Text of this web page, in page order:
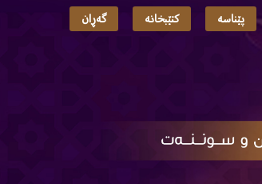
پێناسە کتێبخانە گەڕان